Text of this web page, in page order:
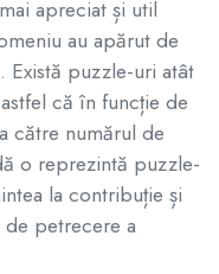
apreciat și util
au apărut de
Există puzzle-uri atât
că în funcție de
către numărul de
o reprezintă puzzle-
la contribuție și
petrecere a